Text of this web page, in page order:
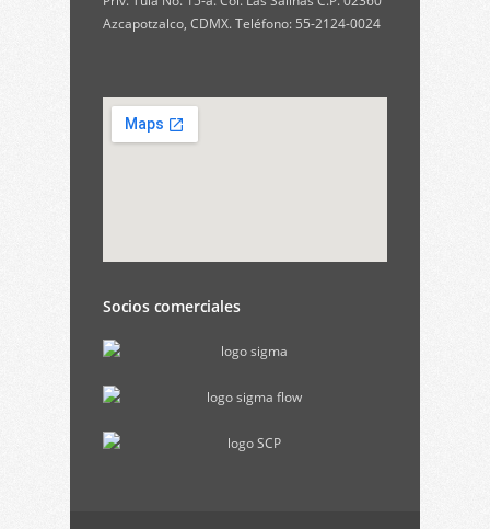
Azcapotzalco, CDMX. Teléfono: 55-2124-0024
Socios comerciales